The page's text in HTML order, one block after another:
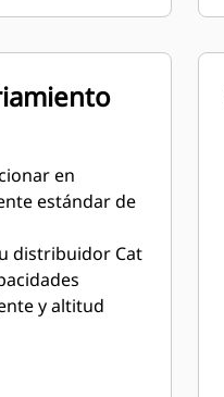
en
estándar de
distribuidor Cat
y altitud